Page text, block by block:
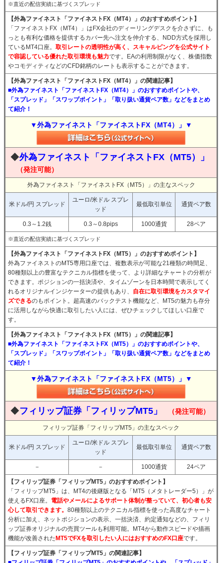
※直近の配信実績に基づくスプレッド
【外為ファイネスト「ファイネストFX（MT4）」のおすすめポイント】
「ファイネストFX（MT4）」はFX会社のディーリングデスクを介さずに、も
っとも有利な価格を提供するカバー先へ注文を仲介する、NDD方式を採用し
ているMT4口座。 取引レートの透明性が高く、スキャルピングを公式サイト
で容認している優れた取引環境も魅力です。EAの利用制限がなく、株価指数
やコモディティなどのCFD銘柄のレートも表示することができます。
【外為ファイネスト「ファイネストFX（MT4）」の関連記事】
■外為ファイネスト「ファイネストFX（MT4）」のおすすめポイントや、
「スプレッド」「スワップポイント」「取り扱い通貨ペア数」などをまとめ
て紹介！
▼外為ファイネスト「ファイネストFX（MT4）」▼
◆外為ファイネスト「ファイネストFX（MT5）」
（発注可能）
外為ファイネスト「ファイネストFX（MT5）」の主なスペック
米ドル/円 スプレッド
ユーロ/米ドル スプレ
ッド
最低取引単位 通貨ペア数
0.3～1.2銭 0.3～0.8pips 1000通貨 28ペア
※直近の配信実績に基づくスプレッド
【外為ファイネスト「ファイネストFX（MT5）」のおすすめポイント】
外為ファイネストのMT5専用口座では、複数表示が可能な21種類の時間足、
80種類以上の豊富なテクニカル指標を使って、より詳細なチャートの分析が
できます。ポジションの一括決済や、タイムゾーンを日本時間で表示してく
れるオリジナルインジケーターの提供もあり、 自在に取引環境をカスタマイ
ズできるのもポイント。超高速のバックテスト機能など、MT5の魅力も存分
に活用しながら快適に取引したい人には、ぜひチェックしてほしい口座で
す。
【外為ファイネスト「ファイネストFX（MT5）」の関連記事】
■外為ファイネスト「ファイネストFX（MT5）」のおすすめポイントや、
「スプレッド」「スワップポイント」「取り扱い通貨ペア数」などをまとめ
て紹介！
▼外為ファイネスト「ファイネストFX（MT5）」▼
◆フィリップ証券「フィリップMT5」 （発注可能）
フィリップ証券「フィリップMT5」の主なスペック
米ドル/円 スプレッド
ユーロ/米ドル スプレ
ッド
最低取引単位 通貨ペア数
－ － 1000通貨 24ペア
【フィリップ証券「フィリップMT5」のおすすめポイント】
「フィリップMT5」は、MT4の後継版となる「MT5（メタトレーダー5）」が
使えるFX口座。 電話やメールによるサポート体制が整っていて、初心者も安
心して取引できます。 80種類以上のテクニカル指標を使った高度なチャート
分析に加え、ネットポジションの表示、一括決済、約定通知などの、フィリ
ップ証券オリジナルの売買ツールも利用可能。MT4から動作スピードや描画
機能が改善された MT5でFXを取引したい人にはおすすめのFX口座です。
【フィリップ証券「フィリップMT5」の関連記事】